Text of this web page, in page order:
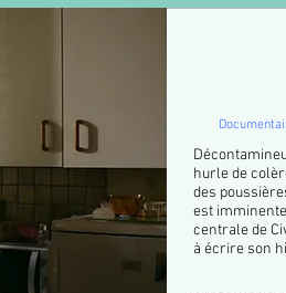
hurle de
des
est
centrale de
à écrire son